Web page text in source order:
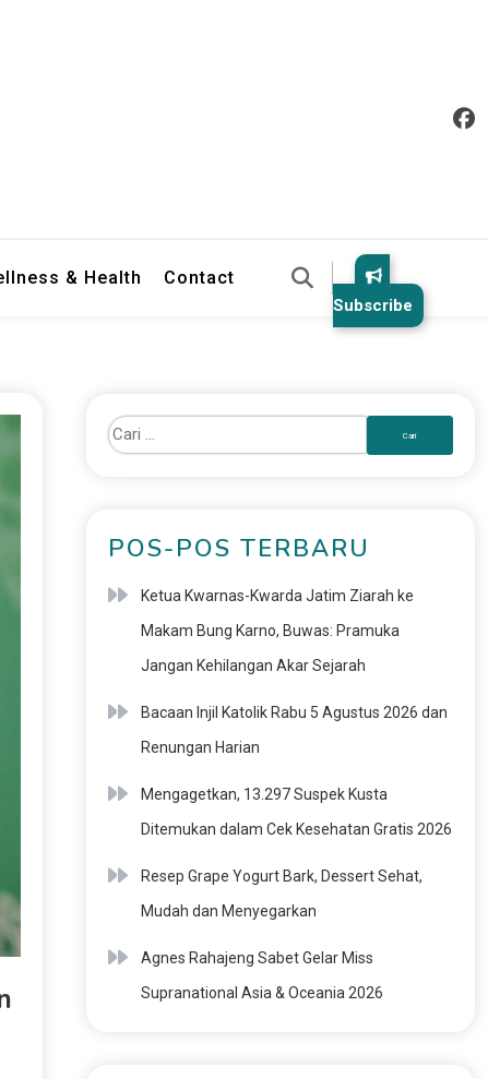
& Health Contact
Subscribe
POS-POS TERBARU
Ketua Kwarnas-Kwarda Jatim Ziarah ke
Makam Bung Karno, Buwas: Pramuka
Jangan Kehilangan Akar Sejarah
Bacaan Injil Katolik Rabu 5 Agustus 2026 dan
Renungan Harian
Mengagetkan, 13.297 Suspek Kusta
Ditemukan dalam Cek Kesehatan Gratis 2026
Resep Grape Yogurt Bark, Dessert Sehat,
Mudah dan Menyegarkan
Agnes Rahajeng Sabet Gelar Miss
Supranational Asia & Oceania 2026